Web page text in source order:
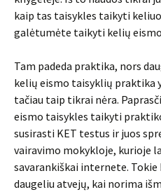
kaip tas taisykles taikyti
galėtumėte taikyti kelių
Tam padeda praktika, nors
kelių eismo taisyklių praktika
tačiau taip tikrai nėra.
eismo taisykles taikyti
susirasti KET testus ir juos
vairavimo mokykloje, kurioje
savarankiškai internete.
daugeliu atvejų, kai norima